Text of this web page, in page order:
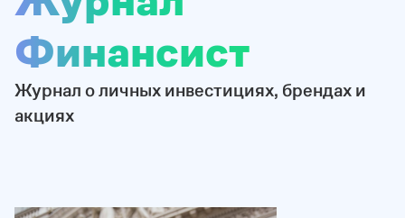
Финанcист
Журнал о личных инвестициях, брендах и
акциях